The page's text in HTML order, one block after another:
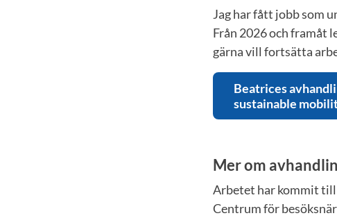
Jag har fått jobb som
Från 2026 och framåt
gärna vill fortsätta
Beatrices
sustainable
Mer om
Arbetet har kommit till
Centrum för